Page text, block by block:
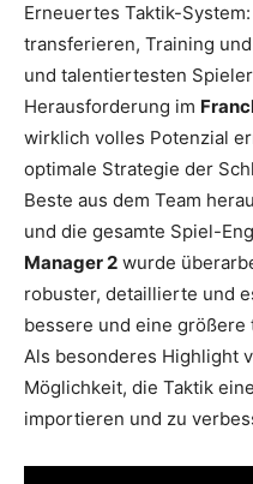
Erneuertes Taktik-
transferieren, Training
und talentiertesten
Herausforderung im
wirklich volles Potenzial
optimale Strategie der
Beste aus dem Team
und die gesamte Spiel-
Manager 2 wurde
robuster, detaillierte und
bessere und eine
Als besonderes Highlight
Möglichkeit, die Taktik
importieren und zu